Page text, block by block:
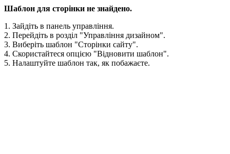
Шаблон для сторінки не знайдено.
1. Зайдіть в панель управління.
2. Перейдіть в розділ "Управління дизайном".
3. Виберіть шаблон "Сторінки сайту".
4. Скористайтеся опцією "Відновити шаблон".
5. Налаштуйте шаблон так, як побажаєте.